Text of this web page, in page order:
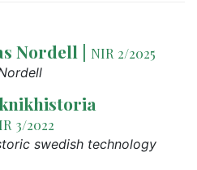
Nordell | NIR 2/2025
3/2022
swedish technology